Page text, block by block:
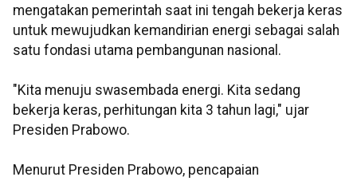
mengatakan pemerintah saat ini tengah bekerja keras
untuk mewujudkan kemandirian energi sebagai salah
satu fondasi utama pembangunan nasional.
"Kita menuju swasembada energi. Kita sedang
bekerja keras, perhitungan kita 3 tahun lagi," ujar
Presiden Prabowo.
Menurut Presiden Prabowo, pencapaian